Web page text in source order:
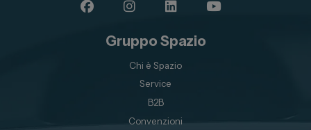
Gruppo Spazio
Chi è Spazio
Service
B2B
Convenzioni